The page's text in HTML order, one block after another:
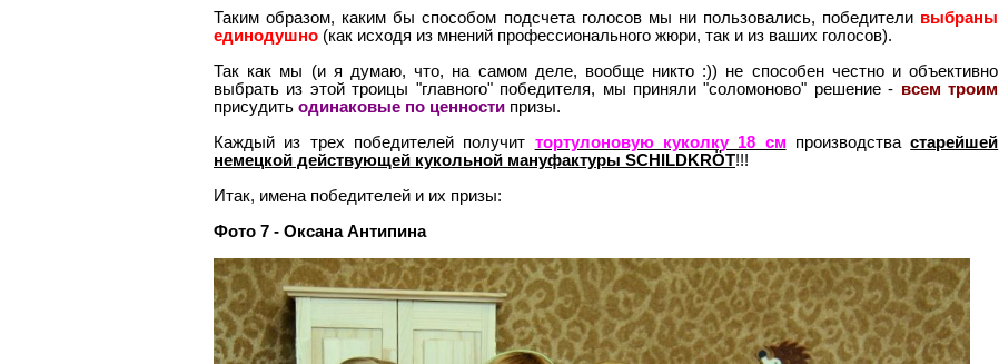
Таким образом, каким бы способом подсчета голосов мы ни пользовались, победители выбраны
единодушно (как исходя из мнений профессионального жюри, так и из ваших голосов).
Так как мы (и я думаю, что, на самом деле, вообще никто :)) не способен честно и объективно
выбрать из этой троицы "главного" победителя, мы приняли "соломоново" решение - всем троим
присудить одинаковые по ценности призы.
Каждый из трех победителей получит тортулоновую куколку 18 см производствастарейшей
немецкой действующей кукольной мануфактуры SCHILDKRÖT!!!
Итак, имена победителей и их призы:
Фото 7 - Оксана Антипина